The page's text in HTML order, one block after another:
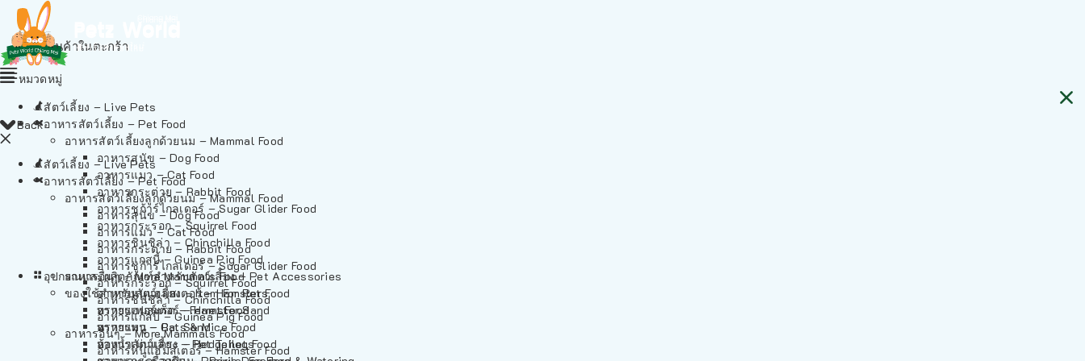
ไม่มีสินค้าในตะกร้า
Back
สัตว์เลี้ยง – Live Pets
อาหารสัตว์เลี้ยง – Pet Food
อาหารสัตว์เลี้ยงลูกด้วยนม – Mammal Food
อาหารสุนัข – Dog Food
อาหารแมว – Cat Food
อาหารกระต่าย – Rabbit Food
อาหารชูก้าร์ไกลเดอร์ – Sugar Glider Food
อาหารกระรอก – Squirrel Food
อาหารชินชิล่า – Chinchilla Food
อาหารแกสบี้ – Guinea Pig Food
อาหารอื่นๆ – More Mammals Food
อาหารหนูแฮมสเตอร์ – Hamster Food
หมวดหมู่
สัตว์เลี้ยง – Live Pets
อาหารสัตว์เลี้ยง – Pet Food
อาหารสัตว์เลี้ยงลูกด้วยนม – Mammal Food
อาหารสุนัข – Dog Food
อาหารแมว – Cat Food
อาหารกระต่าย – Rabbit Food
อาหารชูก้าร์ไกลเดอร์ – Sugar Glider Food
อาหารกระรอก – Squirrel Food
อาหารชินชิล่า – Chinchilla Food
อาหารแกสบี้ – Guinea Pig Food
อาหารอื่นๆ – More Mammals Food
อาหารหนูแฮมสเตอร์ – Hamster Food
อาหารเฟอร์เร็ต – Ferret Food
อาหารหนู – Rats & Mice Food
อาหารเม่นแคระ – Hedgehog Food
อุปกรณและผลิตภัณฑ์สำหรับสัตว์เลี้ยง – Pet Accessories
ของใช้สำหรับสัตว์เลี้ยง – Item For Pets
ทรายแฮมสเตอร์ – Hamster Sand
ทรายแมว – Cat Sand
ห้องน้ำสัตว์เลี้ยง – Pet Toilets